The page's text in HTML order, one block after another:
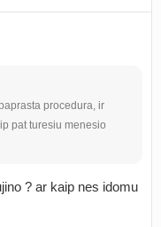
procedura, ir
pat turesiu menesio
? ar kaip nes idomu